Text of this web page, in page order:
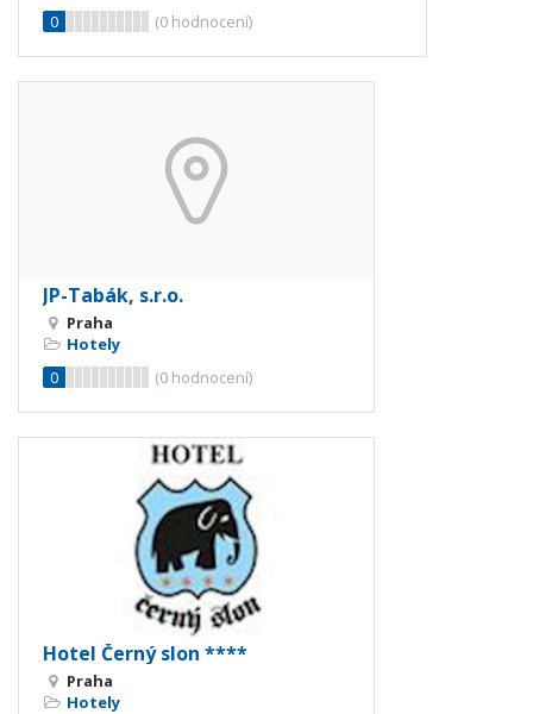
0
(0 hodnocení)
JP-Tabák, s.r.o.
Praha
Hotely
0
(0 hodnocení)
Hotel Černý slon ****
Praha
Hotely